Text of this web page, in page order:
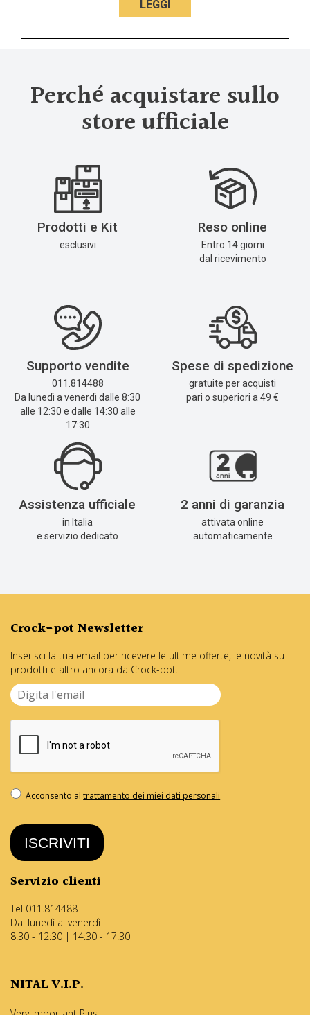
LEGGI
Perché acquistare sullo
store ufficiale
Prodotti e Kit
esclusivi
Reso online
Entro 14 giorni
dal ricevimento
Supporto vendite
011.814488
Da lunedì a venerdì dalle 8:30
alle 12:30 e dalle 14:30 alle
17:30
Spese di spedizione
gratuite per acquisti
pari o superiori a 49 €
Assistenza ufficiale
in Italia
e servizio dedicato
2 anni di garanzia
attivata online
automaticamente
Crock-pot Newsletter
Inserisci la tua email per ricevere le ultime offerte, le novità su
prodotti e altro ancora da Crock-pot.
Acconsento altrattamento dei miei dati personali
ISCRIVITI
Servizio clienti
Tel 011.814488
Dal lunedì al venerdì
8:30 - 12:30 | 14:30 - 17:30
NITAL V.I.P.